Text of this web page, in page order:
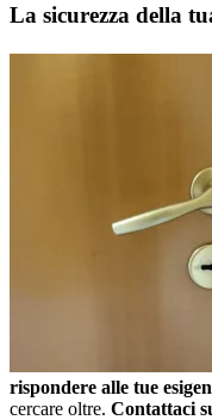
La sicurezza della
rispondere alle tue
cercare oltre. Contattaci